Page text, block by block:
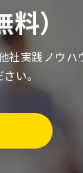
）
実践ノウハ
い。